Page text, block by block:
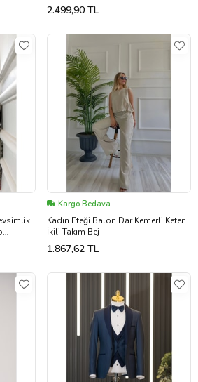
2.499,90 TL
Seti
Kargo Bedava
Kadın Eteği Balon Dar Kemerli Keten
İkili Takım Bej
1.867,62 TL